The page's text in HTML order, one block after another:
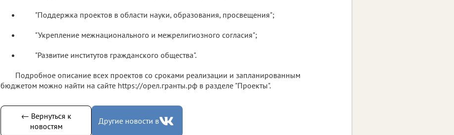
"Поддержка проектов в области науки, образования, просвещения";
"Укрепление межнационального и межрелигиозного согласия";
"Развитие институтов гражданского общества".
Подробное описание всех проектов со сроками реализации и запланированным
бюджетом можно найти на сайте https://орел.гранты.рф в разделе "Проекты".
← Вернуться к
новостям
Другие новости в